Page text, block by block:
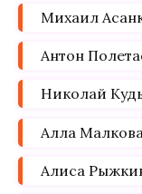
Михаил
Антон
Николай
Алла
Алиса